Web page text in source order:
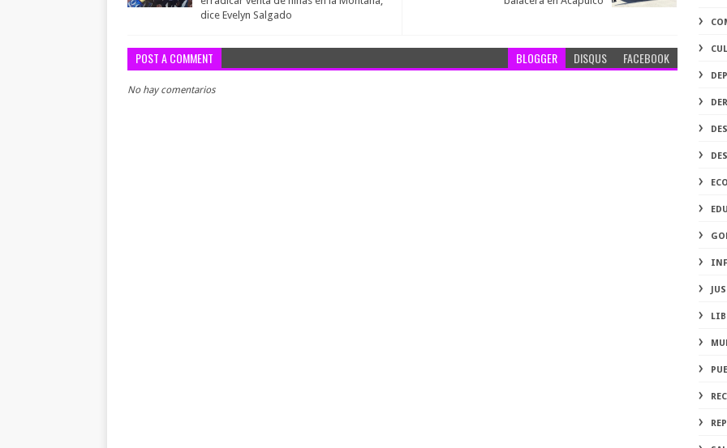
dice Evelyn Salgado
POST A COMMENT BLOGGER DISQUS FACEBOOK
No hay comentarios